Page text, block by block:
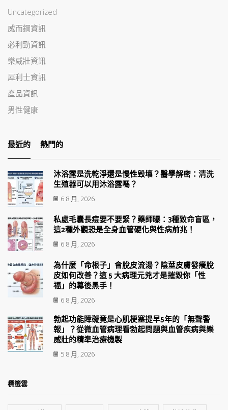
Uncategorized
威而鋼資訊
必利勁資訊
樂威壯資訊
犀利士資訊
產品資訊
男性健康
最近的 熱門的
沐浴露是洗乾淨還是慢性毀壞？醫學解密：清洗
生殖器可以用沐浴露嗎？
6 8 月, 2026
私處毛囊長痘要不要緊？藥師曝：3種致命盲區，
這2種外觀恐是全身血管硬化與性病前兆！
6 8 月, 2026
為什麼「命根子」會脫皮流湯？陰莖皮膚發癢脫
皮如何改善？這 5 大病理元兇才是摧毀你「性
福」的幕後黑手！
6 8 月, 2026
勃起功能障礙竟是心肌梗塞提早5年的「無聲警
報」？從微血管病理看勃起問題與血管疾病與樂
威壯的精準治療機製
5 8 月, 2026
標籤雲